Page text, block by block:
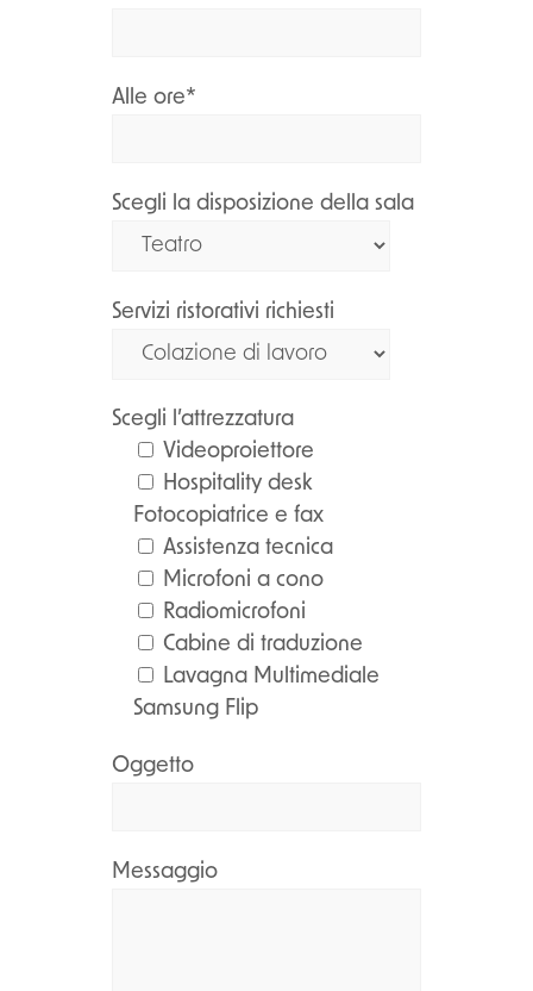
Alle ore*
Scegli la disposizione della sala
Servizi ristorativi richiesti
Scegli l’attrezzatura
Videoproiettore
Hospitality desk
Fotocopiatrice e fax
Assistenza tecnica
Microfoni a cono
Radiomicrofoni
Cabine di traduzione
Lavagna Multimediale
Samsung Flip
Oggetto
Messaggio